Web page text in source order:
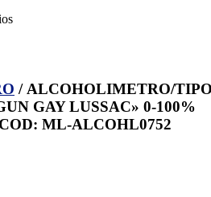
/ ALCOHOLIMETRO/
GAY LUSSAC» 0-100%
ML-ALCOHL0752